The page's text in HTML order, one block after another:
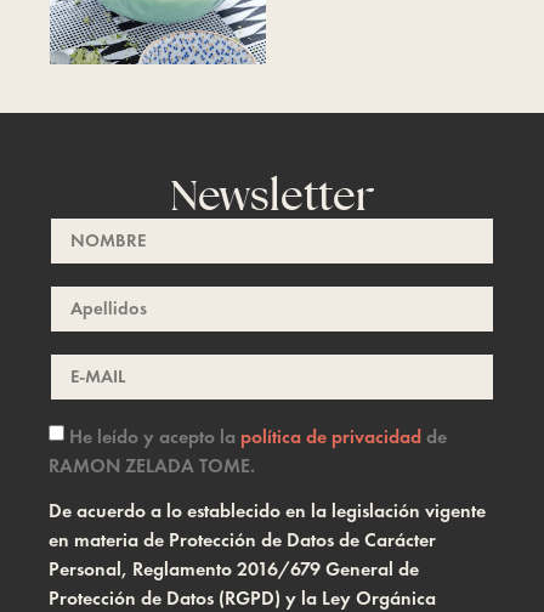
Newsletter
He leído y acepto la política de privacidadde
RAMON ZELADA TOME.
De acuerdo a lo establecido en la legislación vigente
en materia de Protección de Datos de Carácter
Personal, Reglamento 2016/679 General de
Protección de Datos (RGPD) y la Ley Orgánica